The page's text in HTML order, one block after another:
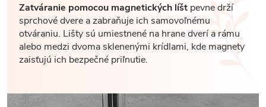
Zatváranie pomocou magnetických líšt pevne drží
sprchové dvere a zabraňuje ich samovoľnému
otváraniu. Lišty sú umiestnené na hrane dverí a rámu
alebo medzi dvoma sklenenými krídlami, kde magnety
zaisťujú ich bezpečné priľnutie.